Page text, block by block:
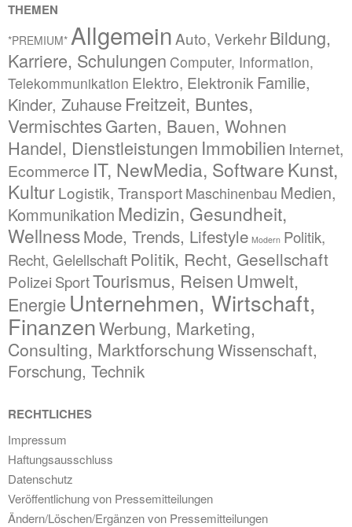
THEMEN
*PREMIUM* Allgemein Auto, VerkehrBildung,
Karriere, Schulungen Computer, Information,
Telekommunikation Elektro, Elektronik Familie,
Kinder, Zuhause Freitzeit, Buntes,
Vermischtes Garten, Bauen, Wohnen
Handel, Dienstleistungen Immobilien Internet,
Ecommerce IT, NewMedia, SoftwareKunst,
KulturLogistik, TransportMaschinenbau Medien,
Kommunikation Medizin, Gesundheit,
WellnessMode, Trends, Lifestyle Modern Politik,
Recht, Gelellschaft Politik, Recht, Gesellschaft
Polizei SportTourismus, Reisen Umwelt,
Energie Unternehmen, Wirtschaft,
FinanzenWerbung, Marketing,
Consulting, MarktforschungWissenschaft,
Forschung, Technik
RECHTLICHES
Impressum
Haftungsausschluss
Datenschutz
Veröffentlichung von Pressemitteilungen
Ändern/Löschen/Ergänzen von Pressemitteilungen